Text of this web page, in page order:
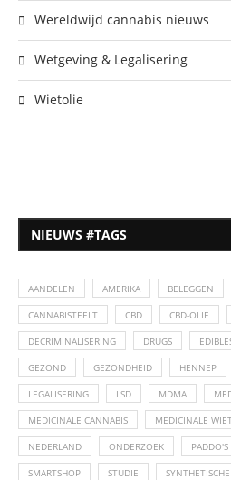
Wereldwijd cannabis nieuws
Wetgeving & Legalisering
Wietolie
NIEUWS #TAGS
AANDELEN AMERIKA BELEGGEN
CANNABISTEELT CBD CBD-OLIE
DECRIMINALISERING DRUGS
GEZOND GEZONDHEID HENNEP
LEGALISERING LSD MDMA
MEDICINALE CANNABIS MEDICINALE
NEDERLAND ONDERZOEK PADDO'S
SMARTSHOP STUDIE